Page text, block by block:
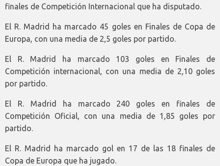
finales de Competición Internacional que ha disputado.
El R. Madrid ha marcado 45 goles en Finales de Copa de
Europa, con una media de 2,5 goles por partido.
El R. Madrid ha marcado 103 goles en Finales de
Competición internacional, con una media de 2,10 goles
por partido.
El R. Madrid ha marcado 240 goles en finales de
Competición Oficial, con una media de 1,85 goles por
partido.
El R. Madrid ha marcado gol en 17 de las 18 finales de
Copa de Europa que ha jugado.